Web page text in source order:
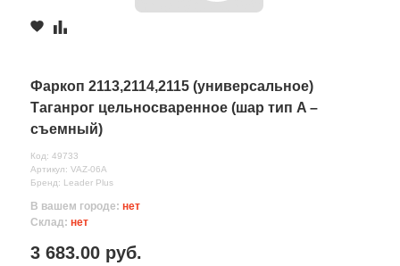
Фаркоп 2113,2114,2115 (универсальное)
Таганрог цельносваренное (шар тип A –
съемный)
Код: 49733
Артикул: VAZ-06A
Бренд: Leader Plus
В вашем городе: нет
Склад: нет
3 683.00 руб.